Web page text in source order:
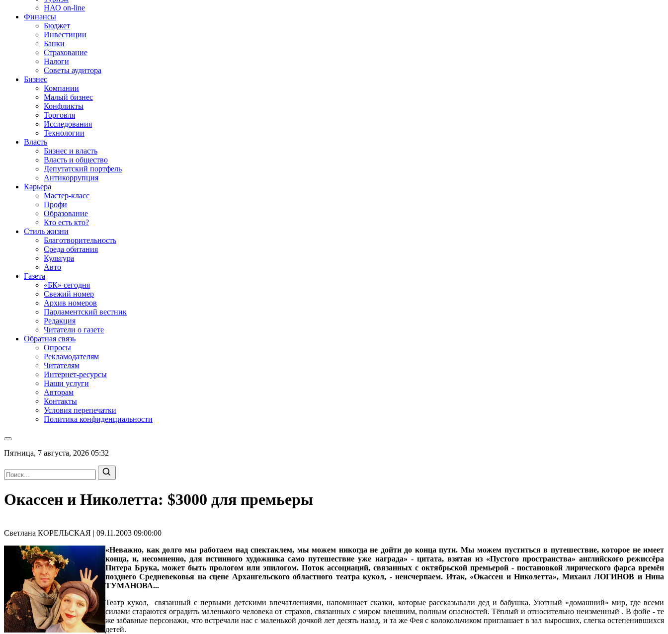
НАО on-line
Финансы
Бюджет
Инвестиции
Банки
Страхование
Налоги
Советы аудитора
Бизнес
Компании
Малый бизнес
Конфликты
Торговля
Исследования
Технологии
Власть
Бизнес и власть
Власть и общество
Депутатский портфель
Антикоррупция
Карьера
Мастер-класс
Профи
Образование
Кто есть кто?
Стиль жизни
Благотворительность
Среда обитания
Культура
Авто
Газета
«БК» сегодня
Свежий номер
Архив номеров
Парламентский вестник
Редакция
Читатели о газете
Обратная связь
Опросы
Рекламодателям
Читателям
Интернет-ресурсы
Наши услуги
Авторам
Контакты
Условия перепечатки
Политика конфиденциальности
Пятница, 7 августа, 2026 05:32
Окассен и Николетта: $3000 для премьеры
Светлана КОРЕЛЬСКАЯ | 09.11.2003 09:00:00
«Неважно, как долго мы работаем над спектаклем, мы можем никогда не дойти до конца пути. Мы можем пуститься в путешествие, которое не имеет
конца, и, несомненно, для истинного художника само путешествие уже награда» - цитата, взятая из «Пустого пространства» английского режиссёра
Питера Брука, может быть прологом или эпилогом. Поток ассоциаций, связанных с октябрьской премьерой - постановкой лирического фарса времён
позднего Средневековья на сцене Архангельского областного театра кукол, - неисчерпаем. Итак, «Окассен и Николетта», Михаил ЛОГИНОВ и Нина
ТУМАНОВА...
Театр кукол, связанный с первыми детскими впечатлениями, напоминает сказки, которые рассказывали дед и бабушка. Уютный «домашний» мир, где всеми
силами стараются оградить маленького человека от страхов, связанных с миром внешним, полным опасностей. Тёплый и относительно неизменный . В фойе - те
же забавные персонажи, что встречали нас с маленькой дочкой лет десять назад, и та же Фея с колокольчиком приглашает в зал выросших, слегка остепенившихся
детей.